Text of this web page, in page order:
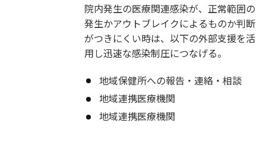
院内発生の医療関連感染が、正常範囲の
発生かアウトブレイクによるものか判断
がつきにくい時は、以下の外部支援を活
用し迅速な感染制圧につなげる。
地域保健所への報告・連絡・相談
地域連携医療機関
地域連携医療機関